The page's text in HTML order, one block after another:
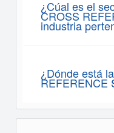
¿Cúal es el
CROSS
industria
¿Dónde está
REFERENCE